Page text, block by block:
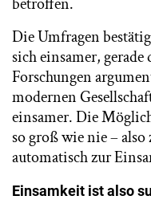
Die Umfragen
sich einsamer,
Forschungen
modernen
einsamer. Die
so groß wie nie –
automatisch zur
Einsamkeit ist also